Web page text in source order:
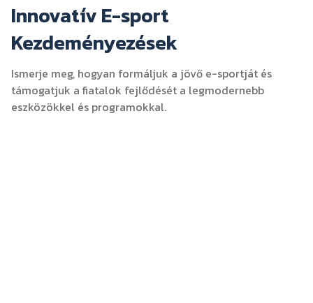
Innovatív E-sport
Kezdeményezések
Ismerje meg, hogyan formáljuk a jövő e-sportját és
támogatjuk a fiatalok fejlődését a legmodernebb
eszközökkel és programokkal.